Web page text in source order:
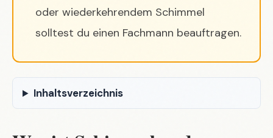
oder wiederkehrendem Schimmel
solltest du einen Fachmann beauftragen.
Inhaltsverzeichnis